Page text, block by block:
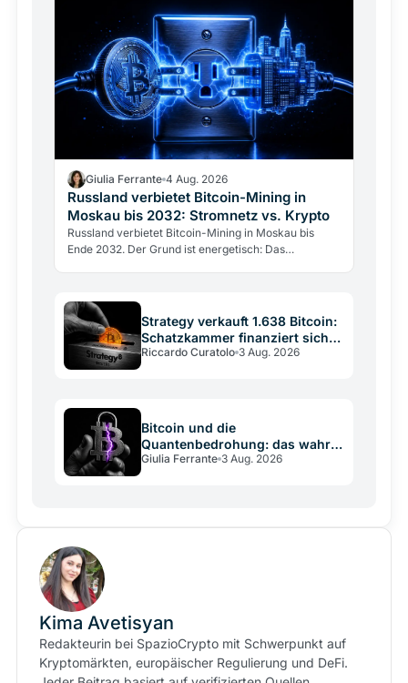
Giulia Ferrante 4 Aug. 2026
Russland verbietet Bitcoin-Mining in
Moskau bis 2032: Stromnetz vs. Krypto
Russland verbietet Bitcoin-Mining in Moskau bis
Ende 2032. Der Grund ist energetisch: Das
Strategy verkauft 1.638 Bitcoin:
Schatzkammer finanziert sich
selbst
Riccardo Curatolo 3 Aug. 2026
Bitcoin und die
Quantenbedrohung: das wahre
Risiko ist die
Giulia Ferrante 3 Aug. 2026
Kima Avetisyan
Redakteurin bei SpazioCrypto mit Schwerpunkt auf
Kryptomärkten, europäischer Regulierung und DeFi.